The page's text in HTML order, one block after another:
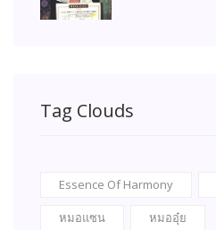
Tag Clouds
Essence Of Harmony
หมอแซน หมออุ๋ย